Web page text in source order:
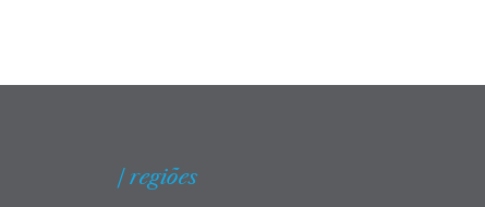
| regiões